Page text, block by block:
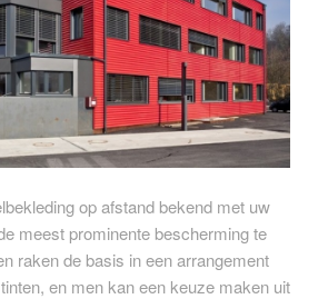
op afstand bekend met uw
meest prominente bescherming te
raken de basis in een arrangement
en men kan een keuze maken uit